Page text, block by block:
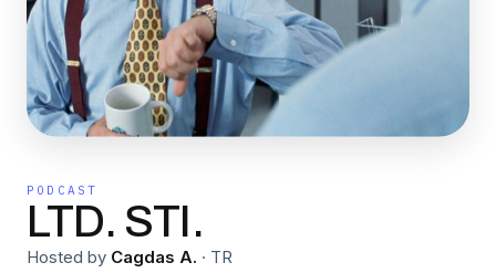
PODCAST
LTD. STI.
Hosted by Cagdas A. · TR